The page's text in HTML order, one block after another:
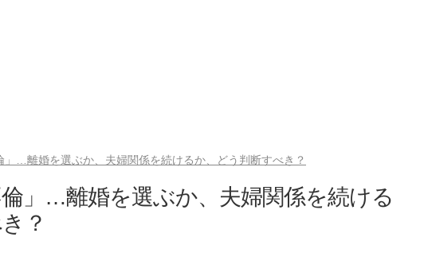
」…離婚を選ぶか、夫婦関係を続けるか、どう判断すべき？
」…離婚を選ぶか、夫婦関係を続ける
？